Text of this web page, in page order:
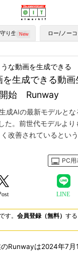
り生かす ロー/ノー
生成できる動
始 Runway
な動画を生成できる
成AIの最新モデルと
た。前世代モデルより
改善されているという
PC用
LINE
す。 会員登録（無料） す
Runwayは2024年7月